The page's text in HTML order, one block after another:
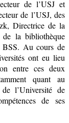
de l’USJ et
de l’USJ, des
Directrice de la
de la bibliothèque
BSS. Au cours de
ont eu lieu
entre ces deux
quant au
l’Université de
de ses